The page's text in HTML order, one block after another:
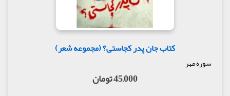
کتاب جان پدر کجاستی؟ (مجموعه شعر)
سوره مهر
45,000 تومان